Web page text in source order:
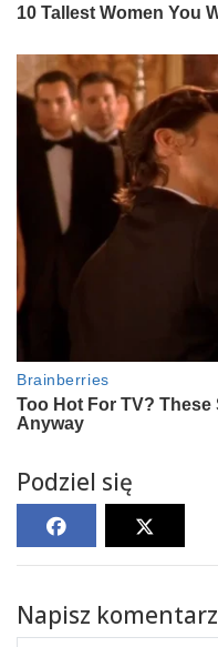
Podziel się
Napisz komentarz